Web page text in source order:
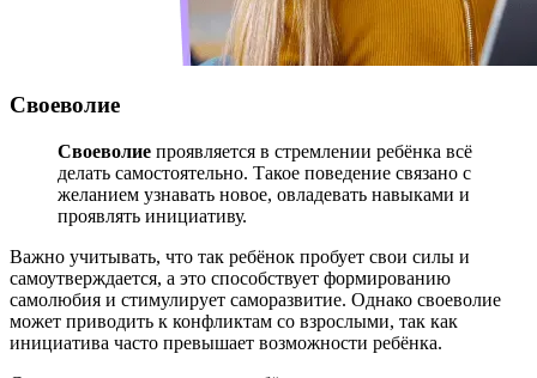
Своеволие
Своеволие проявляется в стремлении ребёнка всё
делать самостоятельно. Такое поведение связано с
желанием узнавать новое, овладевать навыками и
проявлять инициативу.
Важно учитывать, что так ребёнок пробует свои силы и
самоутверждается, а это способствует формированию
самолюбия и стимулирует саморазвитие. Однако своеволие
может приводить к конфликтам со взрослыми, так как
инициатива часто превышает возможности ребёнка.